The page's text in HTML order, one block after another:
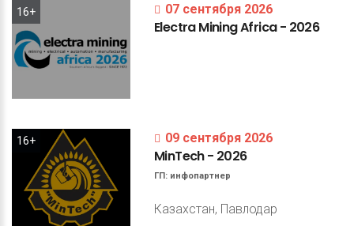
16+ 07 сентября 2026
ElectraMiningAfrica- 2026
16+ 09 сентября 2026
MinTech- 2026
ГП: инфопартнер
Казахстан, Павлодар